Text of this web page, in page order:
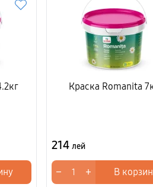
Краска Romanita
214 лей
− + В